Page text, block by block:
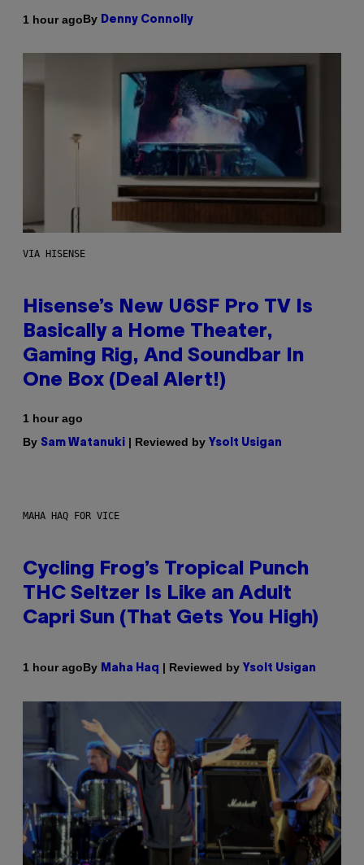
1 hour agoBy Denny Connolly
VIA HISENSE
Hisense’s New U6SF Pro TV Is
Basically a Home Theater,
Gaming Rig, And Soundbar In
One Box (Deal Alert!)
1 hour ago
By Sam Watanuki | Reviewed by Ysolt Usigan
MAHA HAQ FOR VICE
Cycling Frog’s Tropical Punch
THC Seltzer Is Like an Adult
Capri Sun (That Gets You High)
1 hour agoBy Maha Haq | Reviewed by Ysolt Usigan